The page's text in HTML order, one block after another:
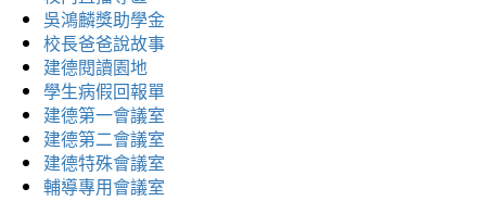
吳鴻麟獎助學金
校長爸爸說故事
建德閱讀園地
學生病假回報單
建德第一會議室
建德第二會議室
建德特殊會議室
輔導專用會議室